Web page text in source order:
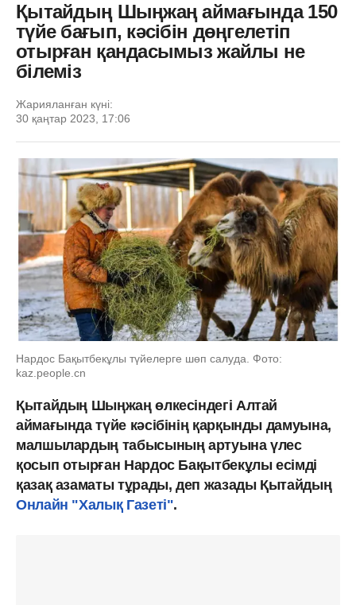
Қытайдың Шыңжаң аймағында 150
түйе бағып, кәсібін дөңгелетіп
отырған қандасымыз жайлы не
білеміз
Жарияланған күні:
30 қаңтар 2023, 17:06
Нардос Бақытбекұлы түйелерге шөп салуда. Фото:
kaz.people.cn
Қытайдың Шыңжаң өлкесіндегі Алтай
аймағында түйе кәсібінің қарқынды дамуына,
малшылардың табысының артуына үлес
қосып отырған Нардос Бақытбекұлы есімді
қазақ азаматы тұрады, деп жазады Қытайдың
Онлайн "Халық Газеті".